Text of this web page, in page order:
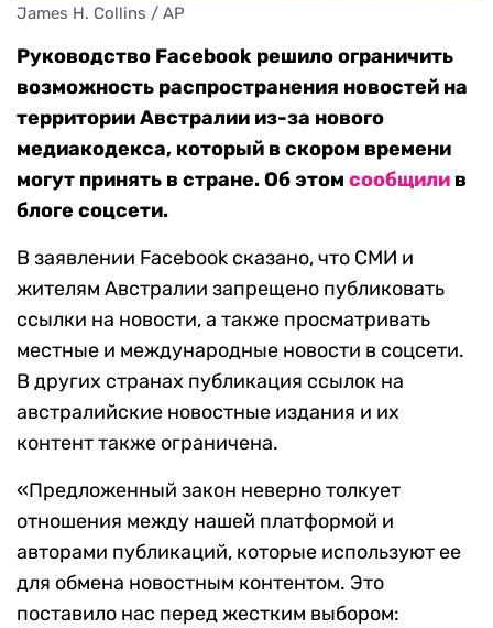
James H. Collins / AP
Руководство Facebook решило ограничить
возможность распространения новостей на
территории Австралии из-за нового
медиакодекса, который в скором времени
могут принять в стране. Об этом сообщили в
блоге соцсети.
В заявлении Facebook сказано, что СМИ и
жителям Австралии запрещено публиковать
ссылки на новости, а также просматривать
местные и международные новости в соцсети.
В других странах публикация ссылок на
австралийские новостные издания и их
контент также ограничена.
«Предложенный закон неверно толкует
отношения между нашей платформой и
авторами публикаций, которые используют ее
для обмена новостным контентом. Это
поставило нас перед жестким выбором: